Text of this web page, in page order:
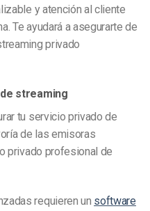
y atención al cliente
Te ayudará a asegurarte de
privado
streaming
tu servicio privadode
de las emisoras
privado profesional de
requieren un software